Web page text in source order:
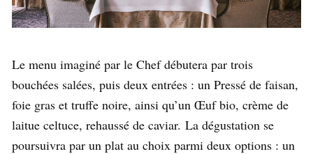
Le menu imaginé par le Chef débutera par trois
bouchées salées, puis deux entrées : un Pressé de faisan,
foie gras et truffe noire, ainsi qu’un Œuf bio, crème de
laitue celtuce, rehaussé de caviar. La dégustation se
poursuivra par un plat au choix parmi deux options : un